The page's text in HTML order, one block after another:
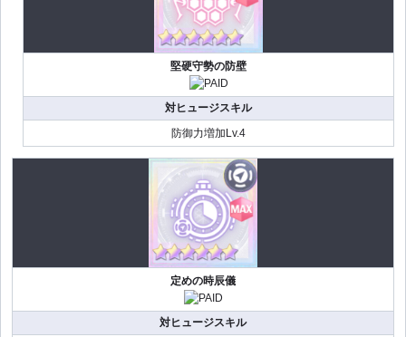
堅硬守勢の防壁
対ヒュージスキル
防御力増加Lv.4
定めの時辰儀
対ヒュージスキル